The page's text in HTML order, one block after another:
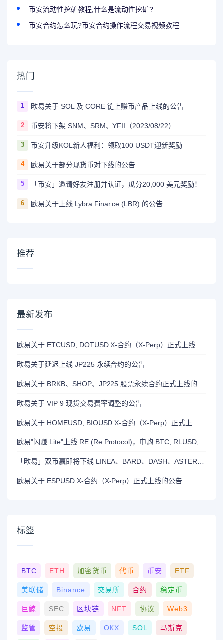
币安流动性挖矿教程,什么是流动性挖矿?
币安合约怎么玩?币安合约操作流程交易视频教程
热门
1 欧易关于 SOL 及 CORE 链上赚币产品上线的公告
2 币安将下架 SNM、SRM、YFII（2023/08/22）
3 币安升级KOL新人福利：领取100 USDT迎新奖励
4 欧易关于部分现货币对下线的公告
5 「币安」邀请好友注册并认证，瓜分20,000 美元奖励！
6 欧易关于上线 Lybra Finance (LBR) 的公告
推荐
最新发布
欧易关于延迟上线 JP225 永续合约的公告
欧易关于 VIP 9 现货交易费率调整的公告
欧易关于 ESPUSD X-合约（X-Perp）正式上线的公告
标签
BTC ETH 加密货币 代币 币安 ETF
美联储 Binance 交易所 合约 稳定币
巨鲸 SEC 区块链 NFT 协议 Web3
监管 空投 欧易 OKX SOL 马斯克